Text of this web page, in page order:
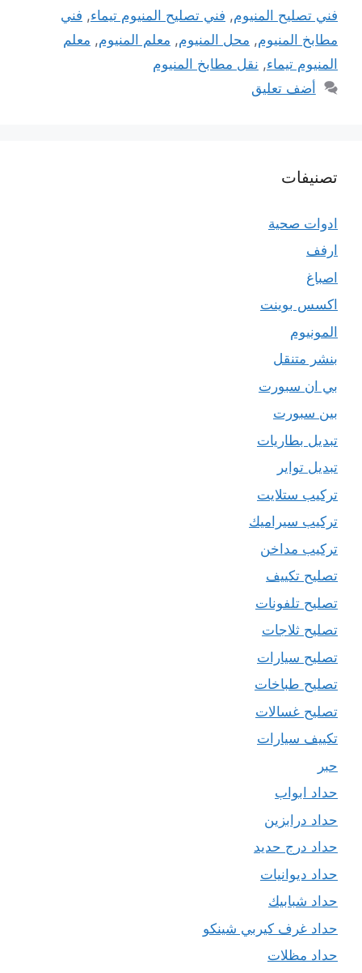
فني تصليح المنيوم, فني تصليح المنيوم تيماء, فني
مطابخ المنيوم, محل المنيوم, معلم المنيوم, معلم
المنيوم تيماء, نقل مطابخ المنيوم
أضف تعليق
تصنيفات
ادوات صحية
ارفف
اصباغ
اكسس بوينت
المونيوم
بنشر متنقل
بي ان سبورت
بين سبورت
تبديل بطاريات
تبديل تواير
تركيب ستلايت
تركيب سيراميك
تركيب مداخن
تصليح تكييف
تصليح تلفونات
تصليح ثلاجات
تصليح سيارات
تصليح طباخات
تصليح غسالات
تكييف سيارات
حبر
حداد ابواب
حداد درابزين
حداد درج حديد
حداد ديوانيات
حداد شبابيك
حداد غرف كيربي شينكو
حداد مظلات